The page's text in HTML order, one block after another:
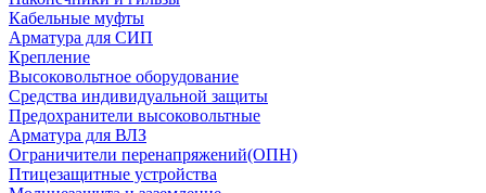
Кабельные муфты
Арматура для СИП
Крепление
Высоковольтное оборудование
Средства индивидуальной защиты
Предохранители высоковольтные
Арматура для ВЛЗ
Ограничители перенапряжений(ОПН)
Птицезащитные устройства